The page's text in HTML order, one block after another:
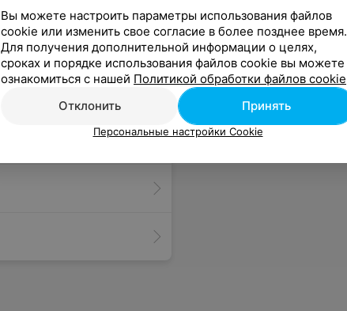
Вы можете настроить параметры использования файлов
cookie или изменить свое согласие в более позднее время.
Для получения дополнительной информации о целях,
сроках и порядке использования файлов cookie вы можете
ознакомиться с нашей Политикой обработки файлов cookie
Отклонить
Принять
Персональные настройки Cookie